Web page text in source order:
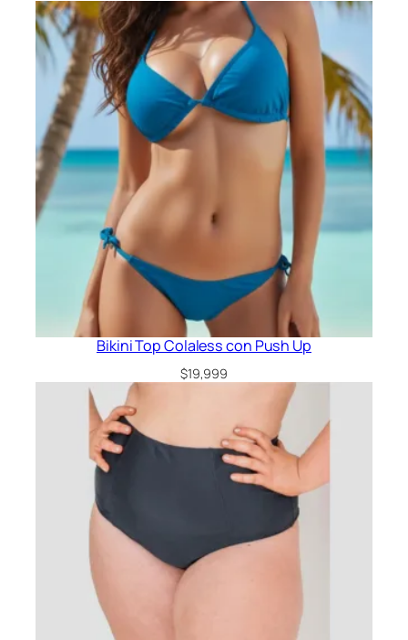
precio
era:
$44,999.
precio
actual
es:
$34,999.
Bikini Top Colaless con Push Up
$19,999